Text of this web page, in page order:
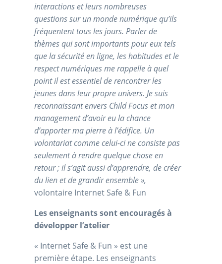
interactions et leurs nombreuses
questions sur un monde numérique qu’ils
fréquentent tous les jours. Parler de
thèmes qui sont importants pour eux tels
que la sécurité en ligne, les habitudes et le
respect numériques me rappelle à quel
point il est essentiel de rencontrer les
jeunes dans leur propre univers. Je suis
reconnaissant envers Child Focus et mon
management d’avoir eu la chance
d’apporter ma pierre à l’édifice. Un
volontariat comme celui-ci ne consiste pas
seulement à rendre quelque chose en
retour ; il s’agit aussi d’apprendre, de créer
du lien et de grandir ensemble»,
volontaire Internet Safe & Fun
Les enseignants sont encouragés à
développer l’atelier
« Internet Safe & Fun » est une
première étape. Les enseignants